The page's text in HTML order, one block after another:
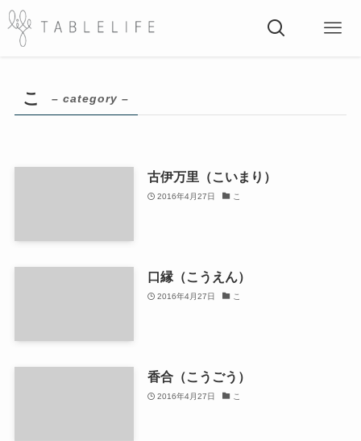
こ – category –
古伊万里（こいまり）
2016年4月27日 こ
口縁（こうえん）
2016年4月27日 こ
香合（こうごう）
2016年4月27日 こ